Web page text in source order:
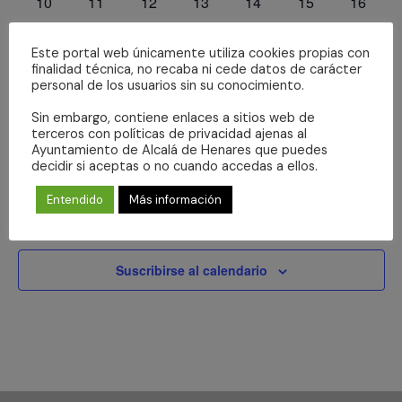
eventoseventoseventoseventoseventoseventoseventos
eventoseventoseventoseventos eventos eventos eventos
0
eventos
24
0
eventos
25
0
eventos
26
0
eventos
27
0
eventos
28
0
eventos
29
0
30
eventos eventoseventoseventoseventos eventos
Aviso No hay ningún evento este día.
Jul Este mes
Suscribirse al calendario
Este portal web únicamente utiliza cookies propias con
finalidad técnica, no recaba ni cede datos de carácter
personal de los usuarios sin su conocimiento.
Sin embargo, contiene enlaces a sitios web de
terceros con políticas de privacidad ajenas al
Ayuntamiento de Alcalá de Henares que puedes
decidir si aceptas o no cuando accedas a ellos.
Entendido Más información